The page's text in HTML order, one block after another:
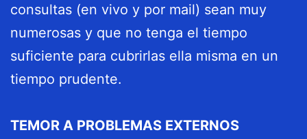
consultas (en vivo y por mail) sean muy
numerosas y que no tenga el tiempo
suficiente para cubrirlas ella misma en un
tiempo prudente.
TEMOR A PROBLEMAS EXTERNOS